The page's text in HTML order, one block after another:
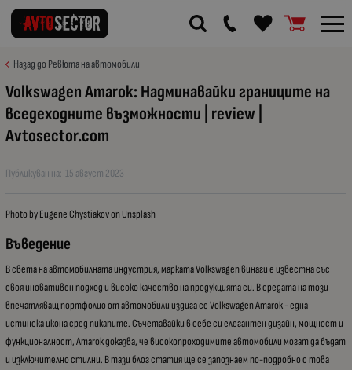
Назад до Ревюта на автомобили
Volkswagen Amarok: Надминавайки границите на
вседеходните възможности | review |
Avtosector.com
Публикуван на: 15 август 2023
Photo by Eugene Chystiakov on Unsplash
Въведение
В света на автомобилната индустрия, марката Volkswagen винаги е известна със
своя иновативен подход и високо качество на продукцията си. В средата на този
впечатляващ портфолио от автомобили издига се Volkswagen Amarok - една
истинска икона сред пикапите. Съчетавайки в себе си елегантен дизайн, мощност и
функционалност, Amarok доказва, че високопроходимите автомобили могат да бъдат
и изключително стилни. В тази блог статия ще се запознаем по-подробно с това